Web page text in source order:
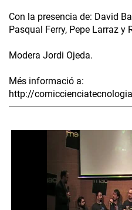
Con la presencia de: David
Pasqual Ferry, Pepe Larraz y
Modera Jordi Ojeda.
Més informació a:
http://